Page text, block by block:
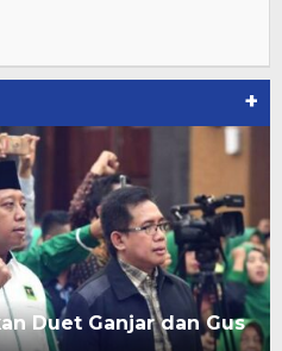
+
Duet Ganjar dan Gus